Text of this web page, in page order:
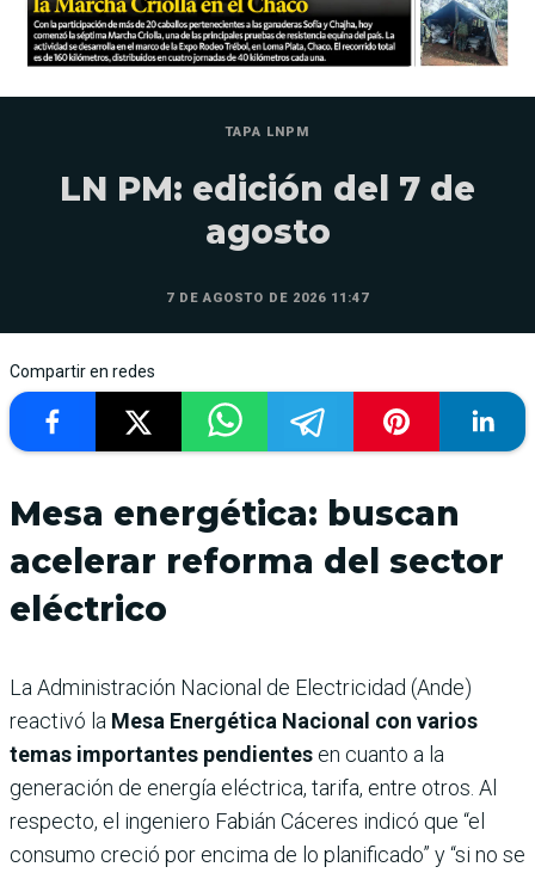
TAPA LNPM
LN PM: edición del 7 de
agosto
7 DE AGOSTO DE 2026 11:47
Compartir en redes
Mesa energética: buscan
acelerar reforma del sector
eléctrico
La Administración Nacional de Electricidad (Ande)
reactivó la Mesa Energética Nacional con varios
temas importantes pendientes en cuanto a la
generación de energía eléctrica, tarifa, entre otros. Al
respecto, el ingeniero Fabián Cáceres indicó que “el
consumo creció por encima de lo planificado” y “si no se